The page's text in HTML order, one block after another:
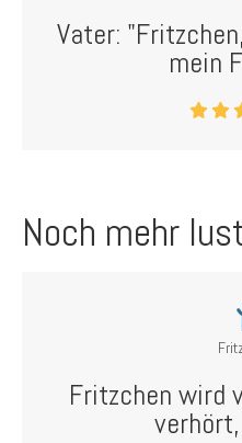
Vater:
mein
Noch mehr
Fritzchen wird